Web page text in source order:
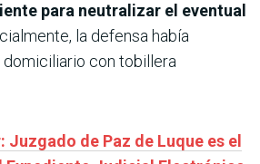
para neutralizar el eventual
la defensa había
con tobillera
Juzgado de Paz de Luque es el